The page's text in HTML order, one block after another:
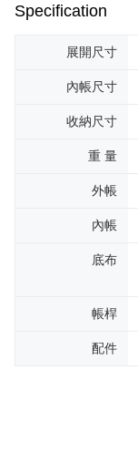
Specification
展開尺寸
內帳尺寸
收納尺寸
重 量
外帳
內帳
底布
帳桿
配件